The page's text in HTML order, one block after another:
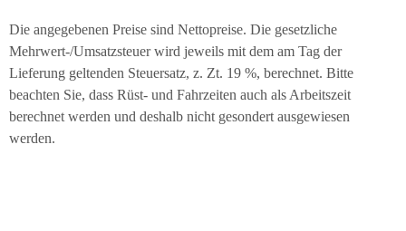
Die angegebenen Preise sind Nettopreise. Die gesetzliche
Mehrwert-/Umsatzsteuer wird jeweils mit dem am Tag der
Lieferung geltenden Steuersatz, z. Zt. 19 %, berechnet. Bitte
beachten Sie, dass Rüst- und Fahrzeiten auch als Arbeitszeit
berechnet werden und deshalb nicht gesondert ausgewiesen
werden.